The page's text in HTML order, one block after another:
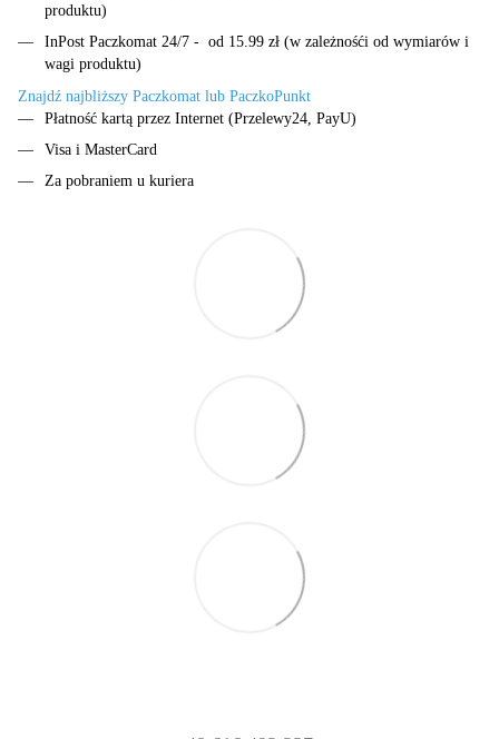
produktu)
InPost Paczkomat 24/7 - od 15.99 zł (w zależnośći od wymiarów i
wagi produktu)
Znajdź najbliższy Paczkomat lub PaczkoPunkt
Płatność kartą przez Internet (Przelewy24, PayU)
Visa i MasterCard
Za pobraniem u kuriera